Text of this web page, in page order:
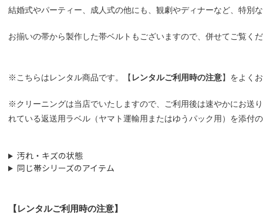
結婚式やパーティー、成人式の他にも、観劇やディナーなど、特別
お揃いの帯から製作した帯ベルトもございますので、併せてご覧く
※こちらはレンタル商品です。【 レンタルご利用時の注意】をよく
※クリーニングは当店でいたしますので、ご利用後は速やかにお送
れている返送用ラベル（ヤマト運輸用またはゆうパック用）を添付
汚れ・キズの状態
同じ帯シリーズのアイテム
【レンタルご利用時の注意】